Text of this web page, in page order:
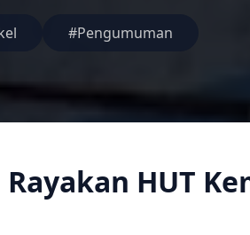
#Pengumuman
HUT